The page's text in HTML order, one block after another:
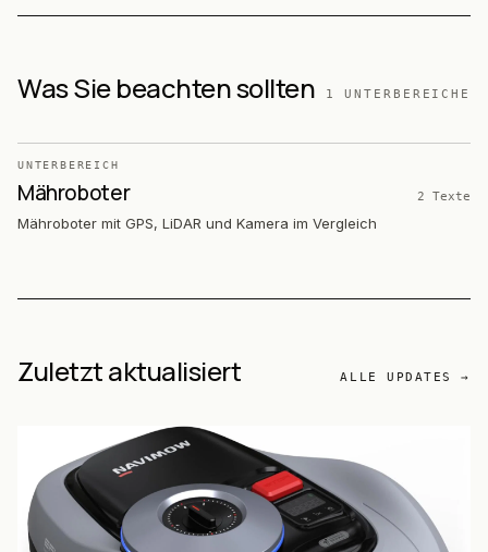
Was Sie beachten sollten 1 UNTERBEREICHE
UNTERBEREICH
Mähroboter 2 Texte
Mähroboter mit GPS, LiDAR und Kamera im Vergleich
Zuletzt aktualisiert ALLE UPDATES →